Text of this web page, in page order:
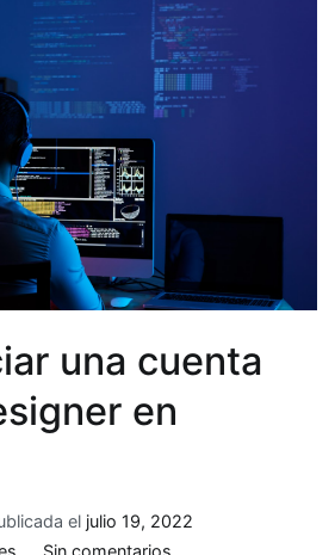
una cuenta
en
el julio 19, 2022
Sin comentariosen